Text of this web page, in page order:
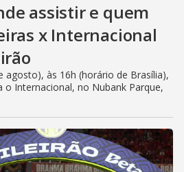
assistir e quem
x Internacional
agosto), às 16h (horário de Brasília),
o Internacional, no Nubank Parque,